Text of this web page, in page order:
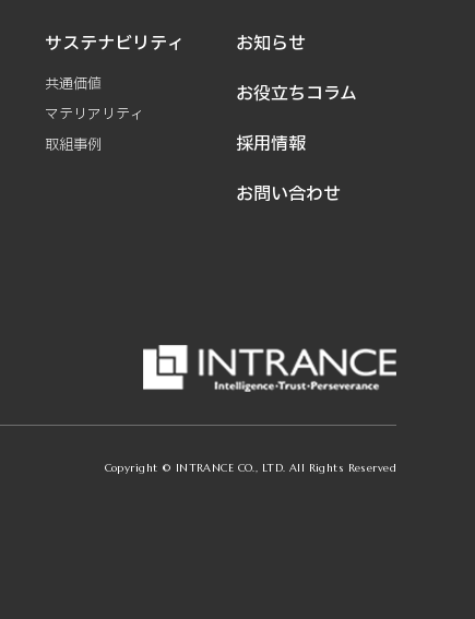
サステナビリティ
共通価値
マテリアリティ
取組事例
お知らせ
お役立ちコラム
採用情報
お問い合わせ
Copyright © INTRANCE CO., LTD. All Rights Reserved